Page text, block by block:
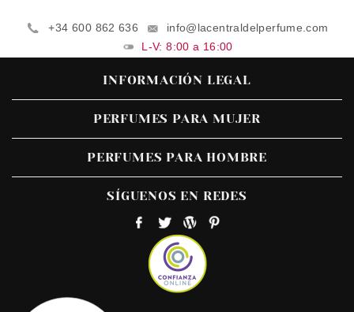
+34 600 862 636
info@lacentraldelperfume.com
L-V: 8:00 a 16:00
INFORMACIÓN LEGAL
PERFUMES PARA MUJER
PERFUMES PARA HOMBRE
SÍGUENOS EN REDES